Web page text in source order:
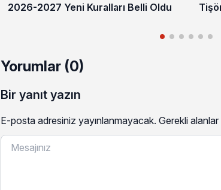
2026-2027 Yeni Kuralları Belli Oldu
Yorumlar (0)
Bir yanıt yazın
E-posta adresiniz yayınlanmayacak. Gerekli alanlar